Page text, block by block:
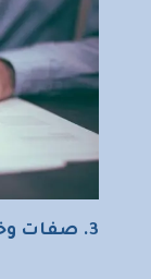
3. صفات وخصائص الباحث العلمي